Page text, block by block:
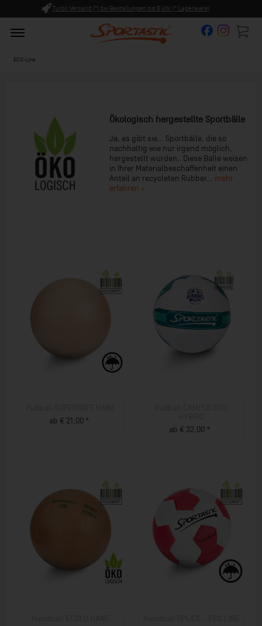
Uhr (* Lagerware) Persönliche Beratung ab 8:00 Uhr Früh
ECO-Line
Ökologisch hergestellte Sportbälle
Ja, es gibt sie... Sportbälle, die so
nachhaltig wie nur irgend möglich,
hergestellt wurden. Diese Bälle weisen
in Ihrer Materialbeschaffenheit einen
Anteil an recycleten Rubber... mehr
erfahren »
ab € 21,00 *
ab € 32,00 *